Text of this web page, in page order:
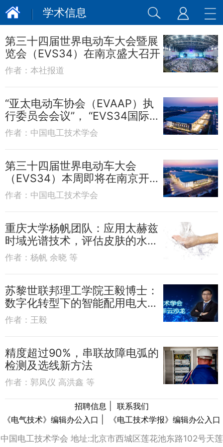
学术信息
第三十四届世界电动车大会暨展
览会（EVS34）在南京盛大召开
作者： 本社报道
“亚太电动车协会（EVAAP）执
行委员会会议”， “EVS34国际指
导委员会、国际程序委员会会
议”，及“世界电动车协会
（WEVA）执行委员会会议”在中
国南京召开
作者： 中国电工技术学会
第三十四届世界电动车大会
（EVS34）本周即将在南京开
幕！
作者： 中国电工技术学会
重庆大学杨帆团队：应用太赫兹
时域光谱技术，评估皮肤的水分
含量
作者： 杨帆 余晓 等
苏黎世联邦理工学院王毅博士：
数字化转型下的智能配用电大数
据
作者： 王毅
精度超过90%，串联故障电弧的
检测及选线新方法
作者： 郭凤仪 高洪鑫 等
招聘信息
联系我们
《电气技术》编辑办公入口
《电工技术学报》编辑办公入口
中国电工技术学会 地址:北京市西城区莲花池东路102号天莲